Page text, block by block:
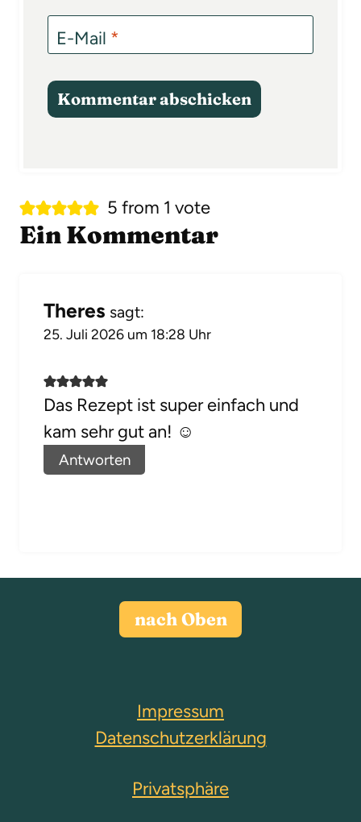
E-Mail *
5 from 1 vote
Ein Kommentar
Theres sagt:
25. Juli 2026 um 18:28 Uhr
Das Rezept ist super einfach und
kam sehr gut an! ☺️
Antworten
nach Oben
Impressum
Datenschutzerklärung
Privatsphäre